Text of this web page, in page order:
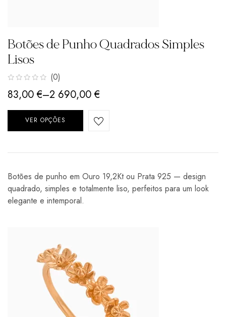
Botões de Punho Quadrados Simples
Lisos
(0)
83,00€–2 690,00€
VER OPÇÕES
Botões de punho em Ouro 19,2Kt ou Prata 925 — design
quadrado, simples e totalmente liso, perfeitos para um look
elegante e intemporal.